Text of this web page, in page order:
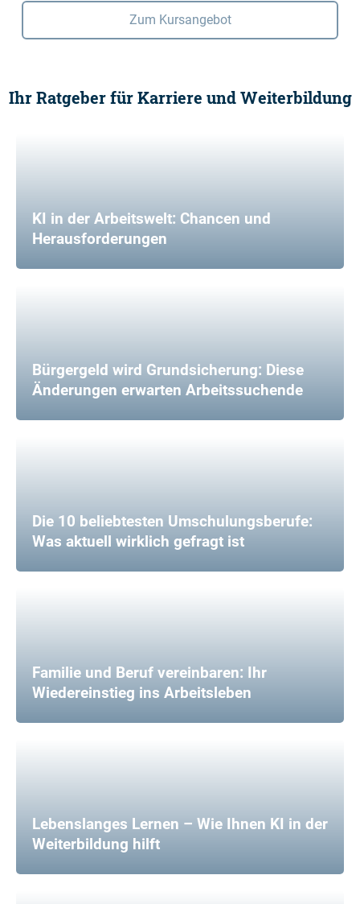
Zum Kursangebot
Ihr Ratgeber für Karriere und Weiterbildung
KI in der Arbeitswelt: Chancen und
Herausforderungen
Bürgergeld wird Grundsicherung: Diese
Änderungen erwarten Arbeitssuchende
Die 10 beliebtesten Umschulungsberufe:
Was aktuell wirklich gefragt ist
Familie und Beruf vereinbaren: Ihr
Wiedereinstieg ins Arbeitsleben
Lebenslanges Lernen – Wie Ihnen KI in der
Weiterbildung hilft